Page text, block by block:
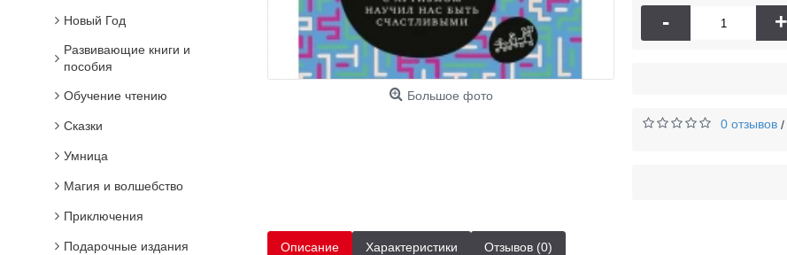
Новый Год
Развивающие книги и
пособия
Обучение чтению
Сказки
Умница
Магия и волшебство
Приключения
Подарочные издания
Большое фото
- +
0 отзывов /
Описание Характеристики Отзывов (0)